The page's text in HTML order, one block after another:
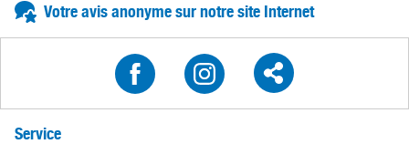
Votre avis anonyme sur notre site Internet
Service